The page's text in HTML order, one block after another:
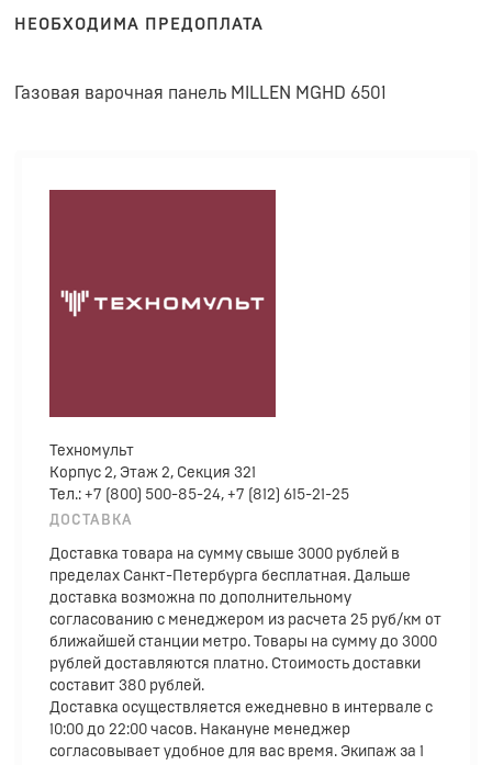
НЕОБХОДИМА ПРЕДОПЛАТА
Газовая варочная панель MILLEN MGHD 6501
Техномульт
Корпус 2, Этаж 2, Секция 321
Тел.: +7 (800) 500-85-24, +7 (812) 615-21-25
ДОСТАВКА
Доставка товара на сумму свыше 3000 рублей в
пределах Санкт-Петербурга бесплатная. Дальше
доставка возможна по дополнительному
согласованию с менеджером из расчета 25 руб/км от
ближайшей станции метро. Товары на сумму до 3000
рублей доставляются платно. Стоимость доставки
составит 380 рублей.
Доставка осуществляется ежедневно в интервале с
10:00 до 22:00 часов. Накануне менеджер
согласовывает удобное для вас время. Экипаж за 1